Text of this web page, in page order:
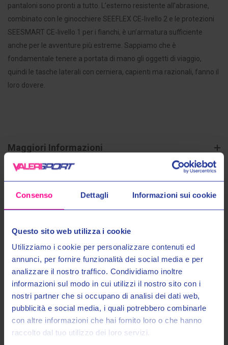
Consenso Dettagli Informazioni sui cookie
Questo sito web utilizza i cookie
Utilizziamo i cookie per personalizzare contenuti ed
annunci, per fornire funzionalità dei social media e per
analizzare il nostro traffico. Condividiamo inoltre
informazioni sul modo in cui utilizzi il nostro sito con i
nostri partner che si occupano di analisi dei dati web,
pubblicità e social media, i quali potrebbero combinarle
con altre informazioni che hai fornito loro o che hanno
raccolto dal tuo utilizzo dei loro servizi.
pantaloni sono pronti a tutto. L’esterno resistente all’abrasione,
combinato con le ginocchiere SEEFLEX CE‑livello 2 e le protezioni
SEESMART CE‑livello 1 per i fianchi, è un’armatura sufficiente
anche per le avventure più estreme. Sappiamo che è
fondamentale tenere a portata di mano gli oggetti di viaggio,
quindi le tasche laterali con cerniera, capienti ma razionali, fanno il
loro dovere.
Maggiori Informazioni
Spedizioni
Pagamenti
Prodotti Simili
OUTLET
Entra nel mondo Valeri Sport
Ricevi in anteprima novità, promozioni esclusive e uno